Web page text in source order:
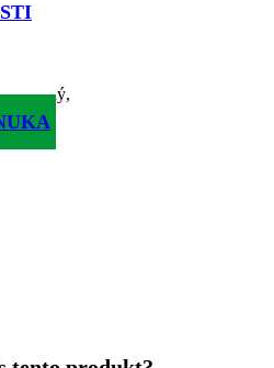
odolný,